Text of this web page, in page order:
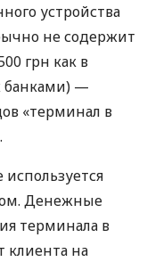
устройства
не содержит
грн как в
банками) —
«терминал в
Денежные
терминала в
клиента на